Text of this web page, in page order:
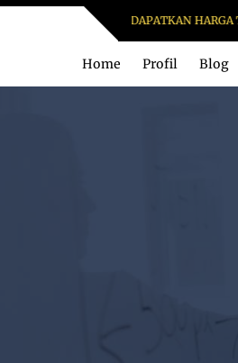
DAPATKAN HARGA
Home Profil Blog